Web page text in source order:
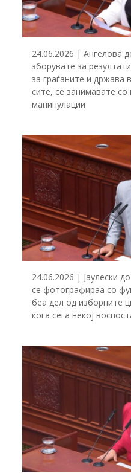
24.06.2026 | Ангелова
зборувате за
за граѓаните и држава
сите, се занимавате со
манипулации
24.06.2026 | Јаулески
се фотографираа со
беа дел од изборните
кога сега некој